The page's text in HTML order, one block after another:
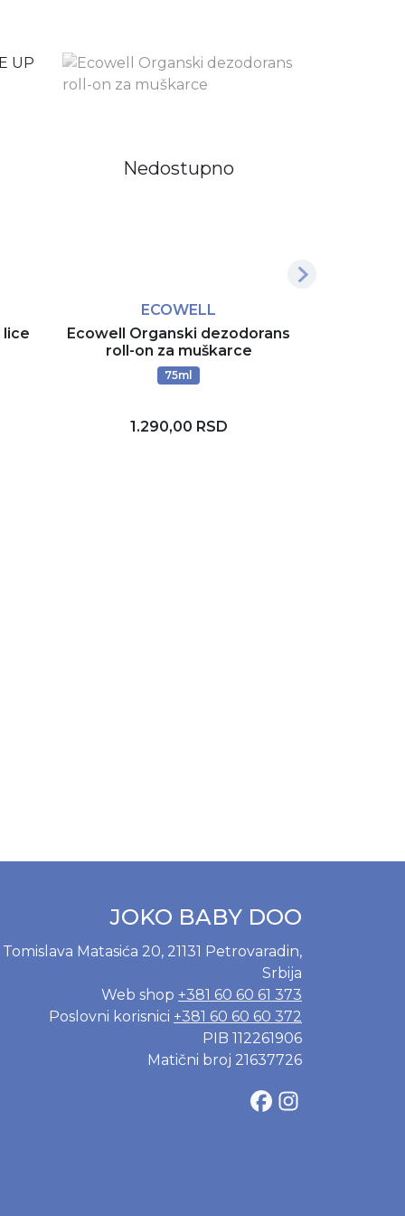
lice
Nedostupno
ECOWELL
Ecowell Organski dezodorans
roll-on za muškarce
75ml
1.290,00 RSD
JOKO BABY DOO
Tomislava Matasića 20, 21131 Petrovaradin,
Srbija
Web shop +381 60 60 61 373
Poslovni korisnici +381 60 60 60 372
PIB 112261906
Matični broj 21637726